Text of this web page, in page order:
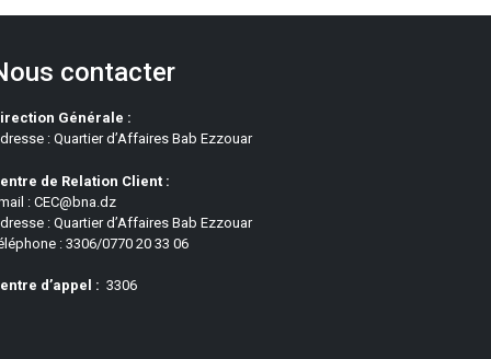
contacter
Générale :
: Quartier d’Affaires Bab Ezzouar
de Relation Client :
: CEC@bna.dz
: Quartier d’Affaires Bab Ezzouar
: 3306/0770 20 33 06
d’appel : 3306